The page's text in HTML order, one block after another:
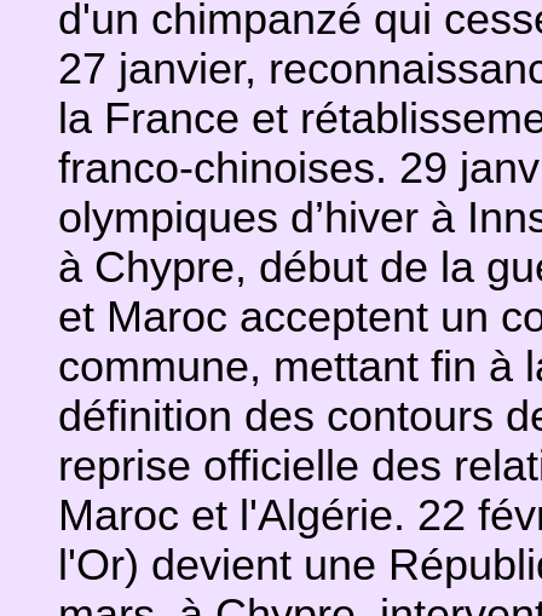
d'un chimpanzé qui
27 janvier,
la France et
franco-chinoises. 29
olympiques d’hiver à
à Chypre, début de la
et Maroc acceptent un
commune, mettant fin à
définition des contours
reprise officielle des
Maroc et l'Algérie. 22
l'Or) devient une